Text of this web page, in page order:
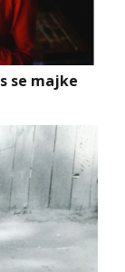
se majke